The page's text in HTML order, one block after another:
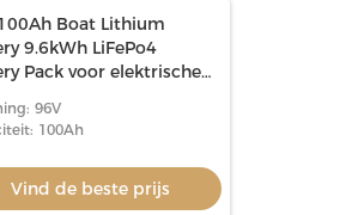
Boat Lithium
9.6kWh LiFePo4
Pack voor elektrische
96V
100Ah
Vind de beste prijs